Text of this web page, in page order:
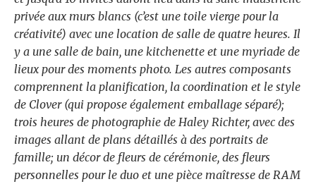
privée aux murs blancs (c’est une toile vierge pour la
créativité) avec une location de salle de quatre heures. Il
y a une salle de bain, une kitchenette et une myriade de
lieux pour des moments photo. Les autres composants
comprennent la planification, la coordination et le style
de Clover (qui propose également emballage séparé);
trois heures de photographie de Haley Richter, avec des
images allant de plans détaillés à des portraits de
famille; un décor de fleurs de cérémonie, des fleurs
personnelles pour le duo et une pièce maîtresse de RAM